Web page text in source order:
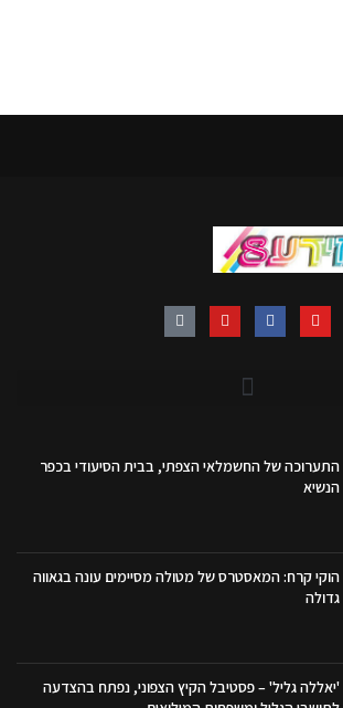
התערוכה של החשמלאי הצפתי, בבית הסיעודי בכפר
הנשיא
הוקי קרח: המאסטרס של מטולה מסיימים עונה בגאווה
גדולה
'יאללה גליל' – פסטיבל הקיץ הצפוני, נפתח בהצדעה